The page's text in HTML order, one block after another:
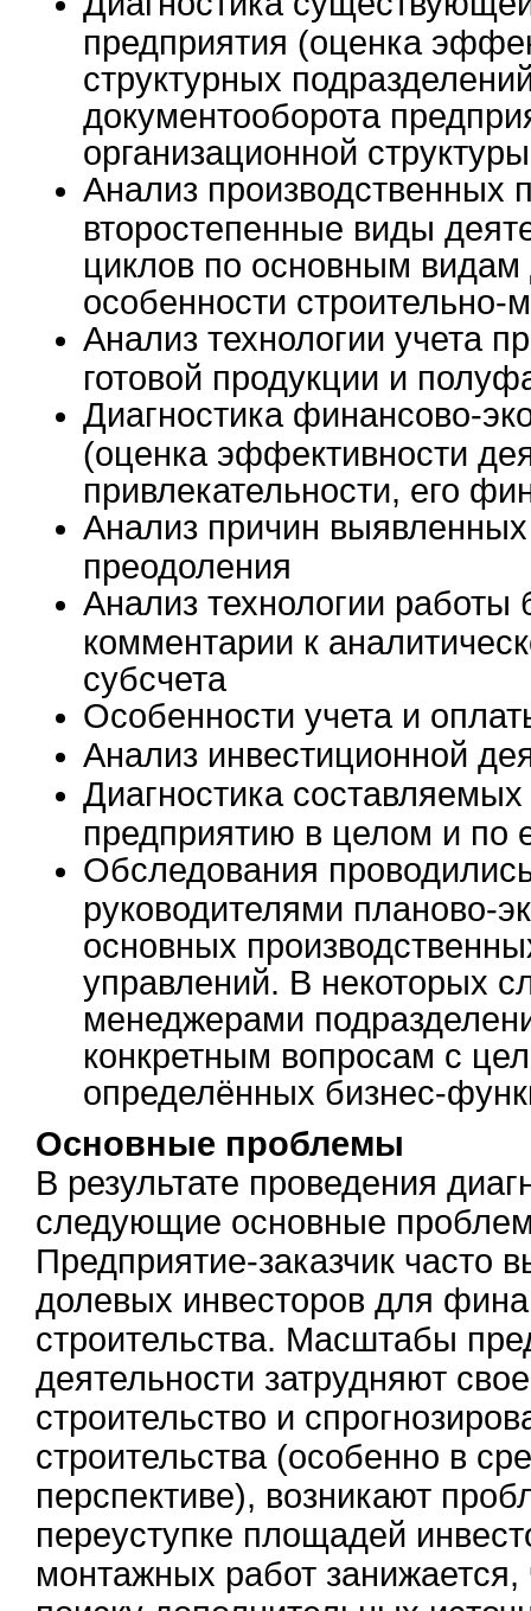
предприятия (оценка
структурных
документооборота
организационной структуры
Анализ производственных
второстепенные виды
циклов по основным видам
особенности строительно-
Анализ технологии учета
готовой продукции и
Диагностика финансово-
(оценка эффективности
привлекательности, его
Анализ причин
преодоления
Анализ технологии работы
комментарии к
субсчета
Особенности учета и
Анализ инвестиционной
Диагностика
предприятию в целом и по
Обследования
руководителями планово-
основных
управлений. В некоторых
менеджерами
конкретным вопросам с
определённых бизнес-
Основные проблемы
В результате проведения
следующие основные
Предприятие-заказчик часто
долевых инвесторов для
строительства. Масштабы
деятельности затрудняют
строительство и
строительства (особенно в
перспективе), возникают
переуступке площадей
монтажных работ